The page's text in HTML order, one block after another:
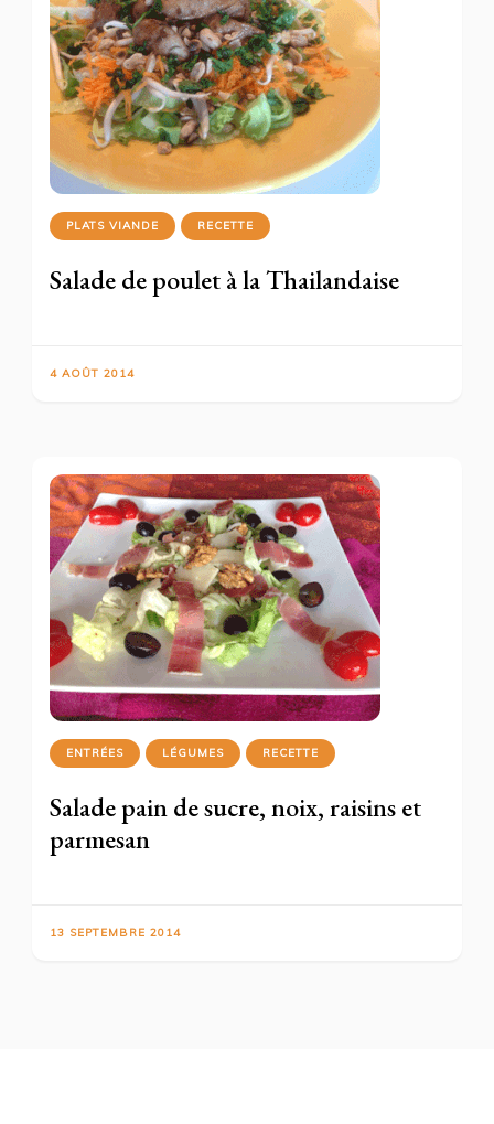
PLATS VIANDE RECETTE
Salade de poulet à la Thailandaise
4 AOÛT 2014
ENTRÉES LÉGUMES RECETTE
Salade pain de sucre, noix, raisins et
parmesan
13 SEPTEMBRE 2014